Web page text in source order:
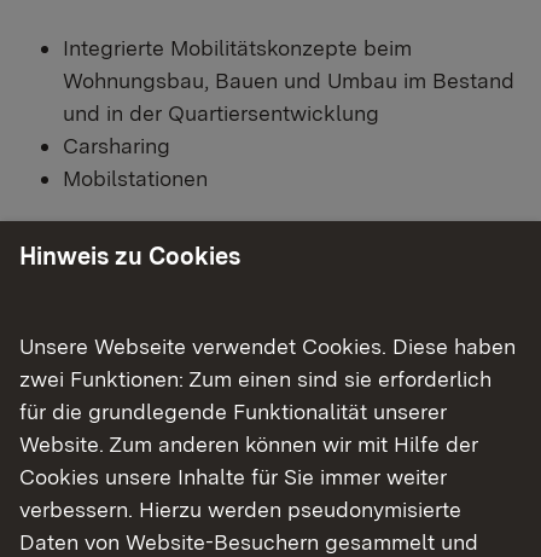
Integrierte Mobilitätskonzepte beim
Wohnungsbau, Bauen und Umbau im Bestand
und in der Quartiersentwicklung
Carsharing
Mobilstationen
Aktionsplan für Mobilität, Klima- und
Lärmschutz
Emissionsarmer Stadtteil, inkl. Dialogprozesse
Ladeinfrastrukturkonzept
City-Logistik Konzepte
Betriebliches Mobilitätsmanagement in
Gewerbegebieten: Gewerbegebietskonzept
Hinweis zu Cookies
Unsere Webseite verwendet Cookies. Diese haben
zwei Funktionen: Zum einen sind sie erforderlich
für die grundlegende Funktionalität unserer
Website. Zum anderen können wir mit Hilfe der
Cookies unsere Inhalte für Sie immer weiter
verbessern. Hierzu werden pseudonymisierte
Daten von Website-Besuchern gesammelt und